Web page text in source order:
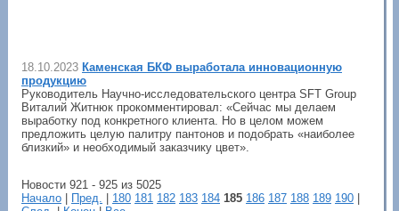
18.10.2023 Каменская БКФ выработала инновационную
продукцию
Руководитель Научно-исследовательского центра SFT Group
Виталий Житнюк прокомментировал: «Сейчас мы делаем
выработку под конкретного клиента. Но в целом можем
предложить целую палитру пантонов и подобрать «наиболее
близкий» и необходимый заказчику цвет».
Новости 921 - 925 из 5025
Начало
Пред. 180 181 182 183 184 185 186 187 188 189 190